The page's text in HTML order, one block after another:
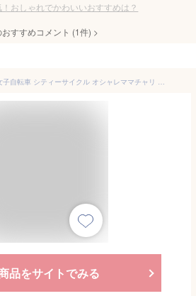
おしゃれでかわいいおすすめは？
すすめコメント (1件) >
【AVASTA 】Ashley 女子自転車 シティーサイクル オシャレママチャリ 高校 大学 通学通勤 26インチ シマノ6段変速ギアつき LEDライト付き リアキャリア ラベンダー＆クリームタイヤ
品をサイトでみる